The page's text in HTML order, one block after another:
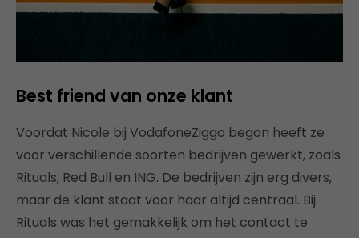
Best friend van onze klant
Voordat Nicole bij VodafoneZiggo begon heeft ze
voor verschillende soorten bedrijven gewerkt, zoals
Rituals, Red Bull en ING. De bedrijven zijn erg divers,
maar de klant staat voor haar altijd centraal. Bij
Rituals was het gemakkelijk om het contact te